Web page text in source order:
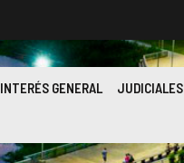
INTERÉS GENERAL JUDICIALES